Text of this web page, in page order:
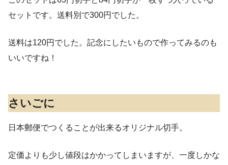
セットです。送料別で300円でした。
送料は120円でした。記念にしたいもので作ってみるのも
いいですね！
さいごに
日本郵便でつくることが出来るオリジナル切手。
定価よりも少し値段はかかってしまいますが、一度しかな